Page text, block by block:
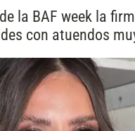
la BAF week la
con atuendos